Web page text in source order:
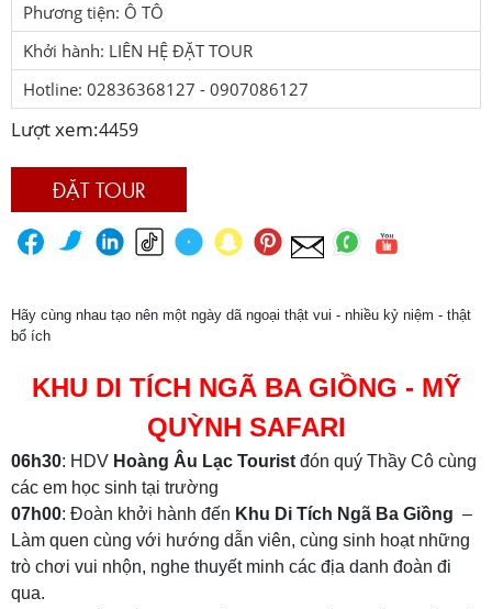
Phương tiện: Ô TÔ
Khởi hành: LIÊN HỆ ĐẶT TOUR
Hotline: 02836368127 - 0907086127
Lượt xem:4459
ĐẶT TOUR
Hãy cùng nhau tạo nên một ngày dã ngoại thật vui - nhiều kỷ niệm - thật
bổ ích
KHU DI TÍCH NGÃ BA GIỒNG - MỸ
QUỲNH SAFARI
06h30: HDV Hoàng Âu Lạc Touristđón quý Thầy Cô cùng
các em học sinh tại trường
07h00: Đoàn khởi hành đến Khu Di Tích Ngã Ba Giồng –
Làm quen cùng với hướng dẫn viên, cùng sinh hoạt những
trò chơi vui nhộn, nghe thuyết minh các địa danh đoàn đi
qua.